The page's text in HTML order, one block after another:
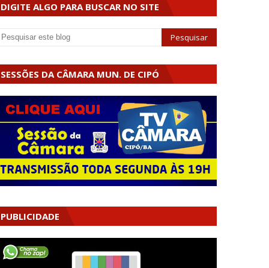
DIGITE ALGO PARA BUSCAR NO SITE
SESSÕES DA CÂMARA MUN. DE CIPÓ
PUBLICIDADE